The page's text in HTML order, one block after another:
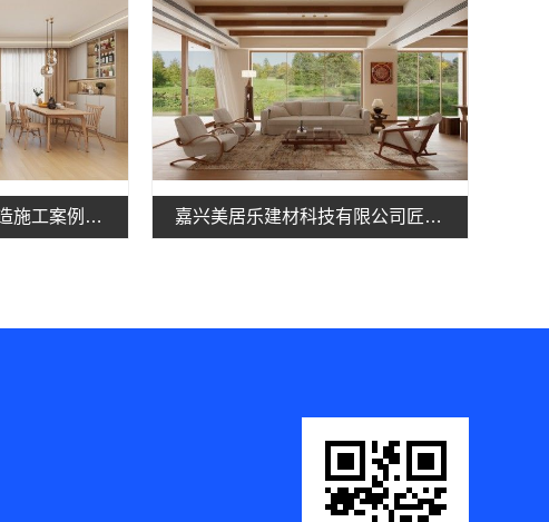
嘉兴周边专业旧房改造施工案例，嘉兴美居乐建材科技有限公司 嘉兴美居乐建材科技有限公司匠心施工